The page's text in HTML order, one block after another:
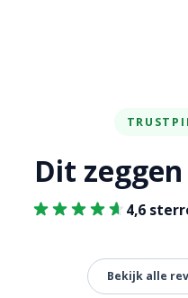
Dit
4,6
Bekijk alle